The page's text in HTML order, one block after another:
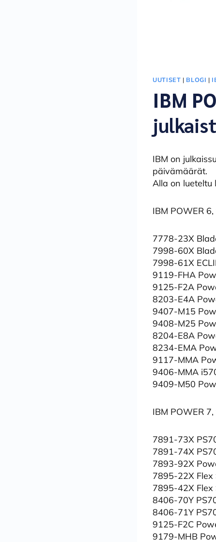
UUTISET | BLOGI |
IBM
IBM on
päivämäärät.
Alla on lueteltu
IBM POWER
7778-23X
7998-60X
7998-61X
9119-FHA
9125-F2A
8203-E4A
9407-M15
9408-M25
8204-E8A
8234-EMA
9117-MMA
9406-MMA
9409-M50
IBM POWER
7891-73X
7891-74X
7893-92X
7895-22X Flex
7895-42X Flex
8406-70Y
8406-71Y
9125-F2C
9179-MHB